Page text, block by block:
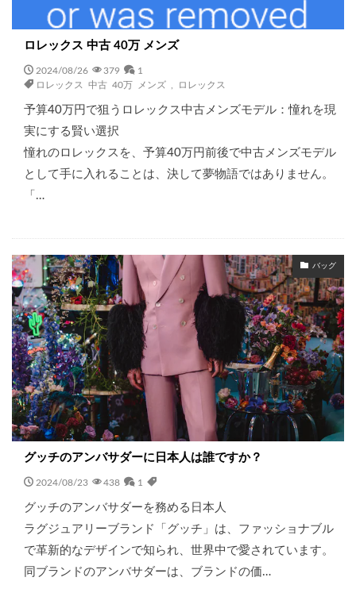
ロレックス 中古 40万 メンズ
2024/08/26 379
1
ロレックス 中古 40万 メンズ, ロレックス
予算40万円で狙うロレックス中古メンズモデル：憧れを現
実にする賢い選択
憧れのロレックスを、予算40万円前後で中古メンズモデル
として手に入れることは、決して夢物語ではありません。
「…
バッグ
グッチのアンバサダーに日本人は誰ですか？
2024/08/23 438 1
グッチのアンバサダーを務める日本人
ラグジュアリーブランド「グッチ」は、ファッショナブル
で革新的なデザインで知られ、世界中で愛されています。
同ブランドのアンバサダーは、ブランドの価…